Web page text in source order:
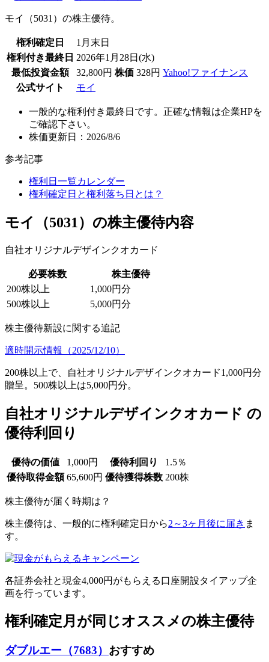
モイ（5031）の株主優待。
権利確定日
1月末日
権利付き最終日 2026年1月28日(水)
最低投資金額
32,800円 株価 328円 Yahoo!ファイナンス
公式サイト
モイ
一般的な権利付き最終日です。正確な情報は企業HPを
ご確認下さい。
株価更新日：2026/8/6
参考記事
権利日一覧カレンダー
権利確定日と権利落ち日とは？
モイ（5031）の株主優待内容
自社オリジナルデザインクオカード
必要株数
株主優待
200株以上
1,000円分
500株以上
5,000円分
株主優待新設に関する追記
適時開示情報（2025/12/10）
200株以上で、自社オリジナルデザインクオカード1,000円分
贈呈。500株以上は5,000円分。
自社オリジナルデザインクオカード の
優待利回り
優待の価値 1,000円 優待利回り
1.5％
優待取得金額 65,600円 優待獲得株数 200株
株主優待が届く時期は？
株主優待は、一般的に権利確定日から2～3ヶ月後に届き ま
す。
各証券会社と現金4,000円がもらえる口座開設タイアップ企
画を行っています。
権利確定月が同じオススメの株主優待
ダブルエー（7683） おすすめ